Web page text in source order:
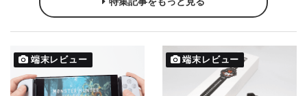
端末レビュー 端末レビュー